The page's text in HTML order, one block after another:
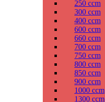
250 ccm
300 ccm
400 ccm
600 ccm
660 ccm
700 ccm
750 ccm
800 ccm
850 ccm
900 ccm
1000 ccm
1300 ccm